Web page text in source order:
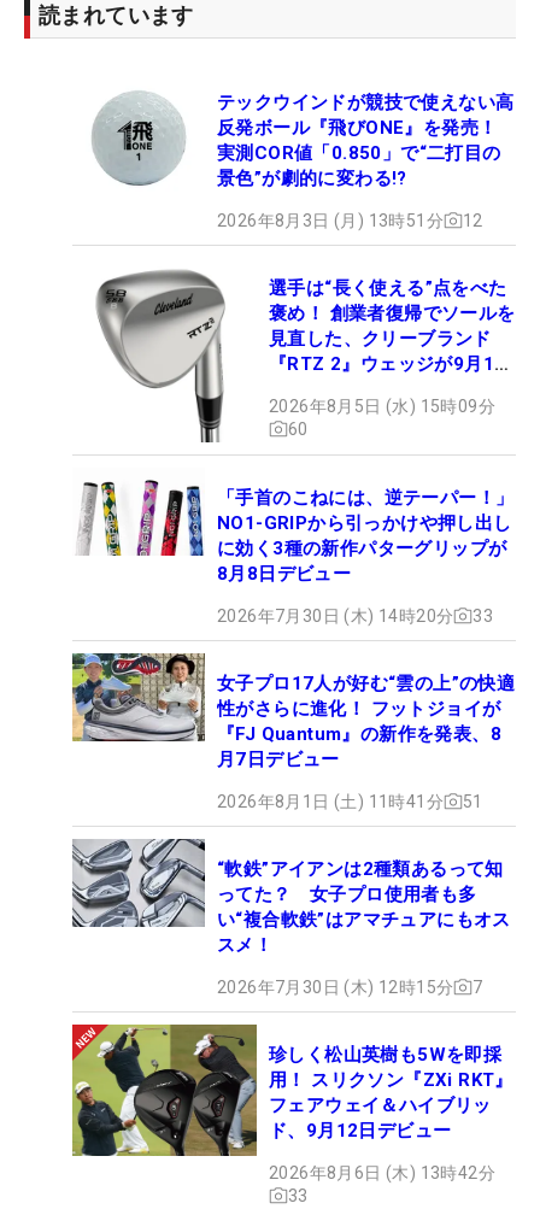
読まれています
テックウインドが競技で使えない高
反発ボール『飛びONE』を発売！
実測COR値「0.850」で“二打目の
景色”が劇的に変わる!?
2026年8月3日 (月) 13時51分 12
選手は“長く使える”点をべた
褒め！ 創業者復帰でソールを
見直した、クリーブランド
『RTZ 2』ウェッジが9月12
2026年8月5日 (水) 15時09分
60
「手首のこねには、逆テーパー！」
NO1-GRIPから引っかけや押し出し
に効く3種の新作パターグリップが
8月8日デビュー
2026年7月30日 (木) 14時20分 33
女子プロ17人が好む“雲の上”の快適
性がさらに進化！ フットジョイが
『FJ Quantum』の新作を発表、8
月7日デビュー
2026年8月1日 (土) 11時41分 51
“軟鉄”アイアンは2種類あるって知
ってた？ 女子プロ使用者も多
い“複合軟鉄”はアマチュアにもオス
スメ！
2026年7月30日 (木) 12時15分 7
珍しく松山英樹も5Wを即採
用！ スリクソン『ZXi RKT』
フェアウェイ＆ハイブリッ
ド、9月12日デビュー
2026年8月6日 (木) 13時42分
33